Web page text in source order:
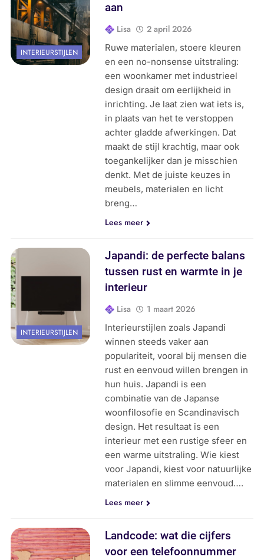
INTERIEURSTIJLEN
aan
Lisa 2 april 2026
Ruwe materialen, stoere kleuren
en een no-nonsense uitstraling:
een woonkamer met industrieel
design draait om eerlijkheid in
inrichting. Je laat zien wat iets is,
in plaats van het te verstoppen
achter gladde afwerkingen. Dat
maakt de stijl krachtig, maar ook
toegankelijker dan je misschien
denkt. Met de juiste keuzes in
meubels, materialen en licht
breng…
Lees meer
INTERIEURSTIJLEN
Japandi: de perfecte balans
tussen rust en warmte in je
interieur
Lisa 1 maart 2026
Interieurstijlen zoals Japandi
winnen steeds vaker aan
populariteit, vooral bij mensen die
rust en eenvoud willen brengen in
hun huis. Japandi is een
combinatie van de Japanse
woonfilosofie en Scandinavisch
design. Het resultaat is een
interieur met een rustige sfeer en
een warme uitstraling. Wie kiest
voor Japandi, kiest voor natuurlijke
materialen en slimme eenvoud….
Lees meer
Landcode: wat die cijfers
voor een telefoonnummer